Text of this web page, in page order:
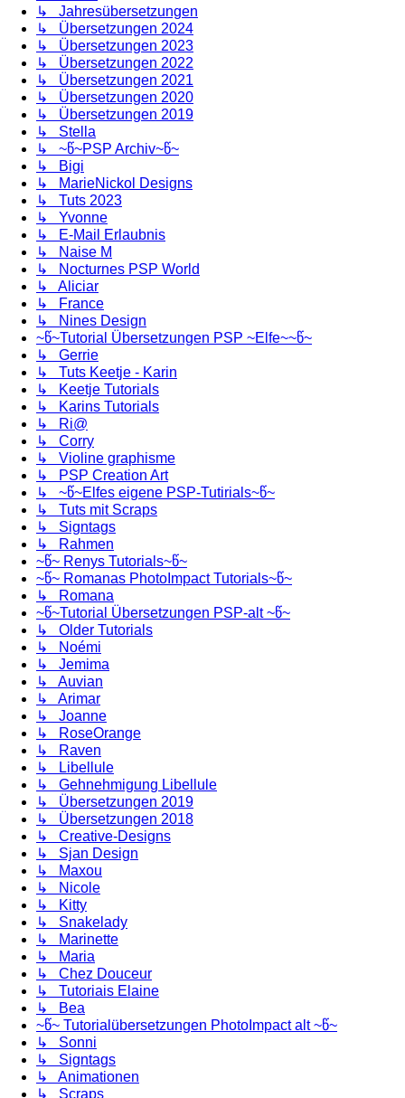
↳ Jahresübersetzungen
↳ Übersetzungen 2024
↳ Übersetzungen 2023
↳ Übersetzungen 2022
↳ Übersetzungen 2021
↳ Übersetzungen 2020
↳ Übersetzungen 2019
↳ Stella
↳ ~წ~PSP Archiv~წ~
↳ Bigi
↳ MarieNickol Designs
↳ Tuts 2023
↳ Yvonne
↳ E-Mail Erlaubnis
↳ Naise M
↳ Nocturnes PSP World
↳ Aliciar
↳ France
↳ Nines Design
~წ~Tutorial Übersetzungen PSP ~Elfe~~წ~
↳ Gerrie
↳ Tuts Keetje - Karin
↳ Keetje Tutorials
↳ Karins Tutorials
↳ Ri@
↳ Corry
↳ Violine graphisme
↳ PSP Creation Art
↳ ~წ~Elfes eigene PSP-Tutirials~წ~
↳ Tuts mit Scraps
↳ Signtags
↳ Rahmen
~წ~ Renys Tutorials~წ~
~წ~ Romanas PhotoImpact Tutorials~წ~
↳ Romana
~წ~Tutorial Übersetzungen PSP-alt ~წ~
↳ Older Tutorials
↳ Noémi
↳ Jemima
↳ Auvian
↳ Arimar
↳ Joanne
↳ RoseOrange
↳ Raven
↳ Libellule
↳ Gehnehmigung Libellule
↳ Übersetzungen 2019
↳ Übersetzungen 2018
↳ Creative-Designs
↳ Sjan Design
↳ Maxou
↳ Nicole
↳ Kitty
↳ Snakelady
↳ Marinette
↳ Maria
↳ Chez Douceur
↳ Tutoriais Elaine
↳ Bea
~წ~ Tutorialübersetzungen PhotoImpact alt ~წ~
↳ Sonni
↳ Signtags
↳ Animationen
↳ Scraps